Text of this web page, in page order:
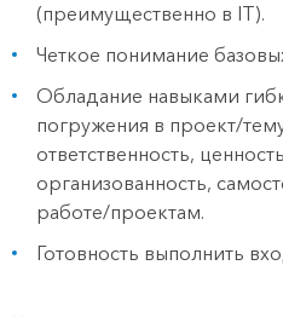
(преимущественно в IT).
Четкое понимание
Обладание навыками
погружения в проект/
ответственность,
организованность,
работе/проектам.
Готовность выполнить